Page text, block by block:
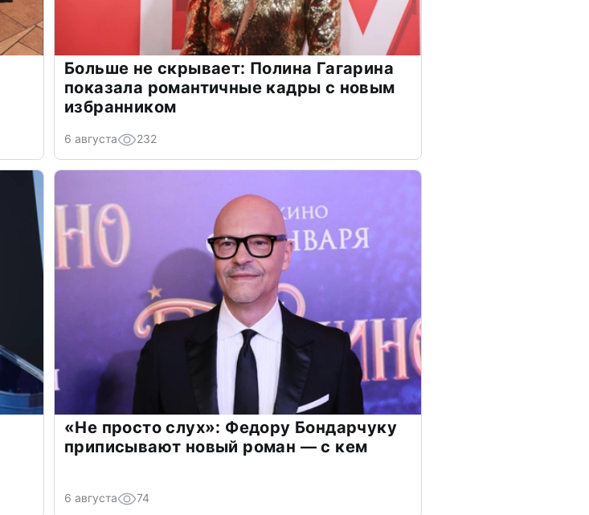
Больше не скрывает: Полина Гагарина
показала романтичные кадры с новым
избранником
6 августа 232
«Не просто слух»: Федору Бондарчуку
приписывают новый роман — с кем
6 августа 74